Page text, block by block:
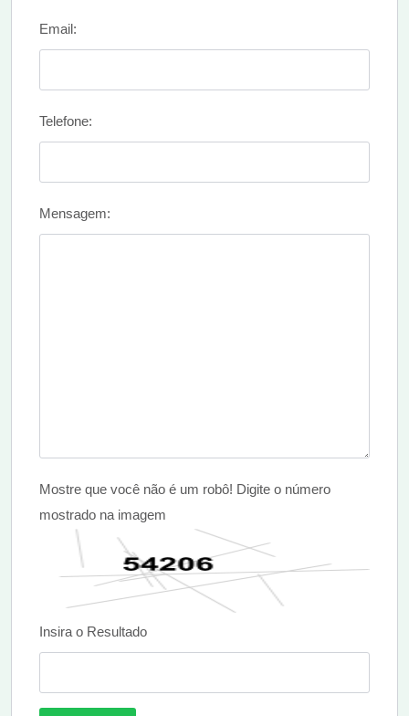
Email:
Telefone:
Mensagem:
Mostre que você não é um robô! Digite o número
mostrado na imagem
Insira o Resultado